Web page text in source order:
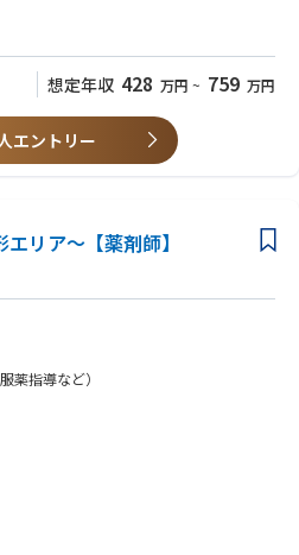
想定年収 428 万円 ~ 759 万円
エントリー
リア～【薬剤師】
薬指導など）
リア）で分離申請されていますので、調
す。
り、お車でアクセスがしやすいエリアで